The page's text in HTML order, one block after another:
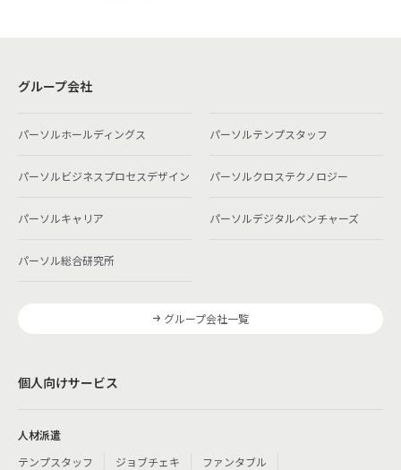
グループ会社
パーソルホールディングス パーソルテンプスタッフ
パーソルビジネスプロセスデザイン パーソルクロステクノロジー
パーソルキャリア パーソルデジタルベンチャーズ
パーソル総合研究所
グループ会社一覧
個人向けサービス
人材派遣
テンプスタッフ
ジョブチェキ
ファンタブル